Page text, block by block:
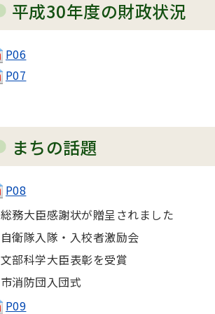
平成30年度の財政状況
P06
P07
まちの話題
P08
総務大臣感謝状が贈呈されました
自衛隊入隊・入校者激励会
文部科学大臣表彰を受賞
市消防団入団式
P09